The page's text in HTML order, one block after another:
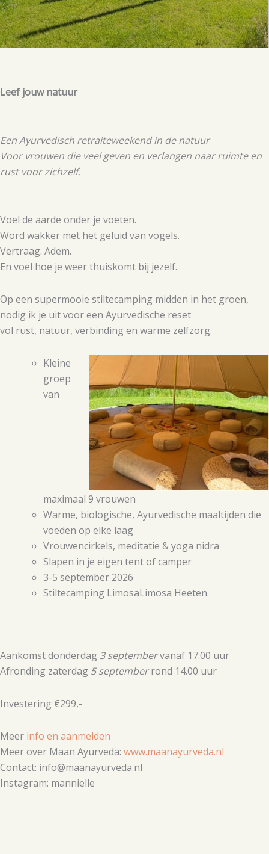
Leef jouw natuur
Een Ayurvedisch retraiteweekend in de natuur
Voor vrouwen die veel geven en verlangen naar ruimte en
rust voor zichzelf.
Voel de aarde onder je voeten.
Word wakker met het geluid van vogels.
Vertraag. Adem.
En voel hoe je weer thuiskomt bij jezelf.
Op een supermooie stiltecamping midden in het groen,
nodig ik je uit voor een Ayurvedische reset
vol rust, natuur, verbinding en warme zelfzorg.
Kleine
groep
van
maximaal 9 vrouwen
Warme, biologische, Ayurvedische maaltijden die
voeden op elke laag
Vrouwencirkels, meditatie & yoga nidra
Slapen in je eigen tent of camper
3-5 september 2026
Stiltecamping LimosaLimosa Heeten.
Aankomst donderdag 3 septembervanaf 17.00 uur
Afronding zaterdag 5 septemberrond 14.00 uur
Investering €299,-
Meer info en aanmelden
Meer over Maan Ayurveda: www.maanayurveda.nl
Contact: info@maanayurveda.nl
Instagram: mannielle